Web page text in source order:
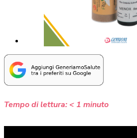
Tempo di lettura: < 1 minuto